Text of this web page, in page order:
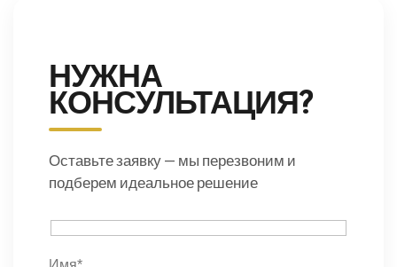
НУЖНА
КОНСУЛЬТАЦИЯ?
Оставьте заявку — мы перезвоним и
подберем идеальное решение